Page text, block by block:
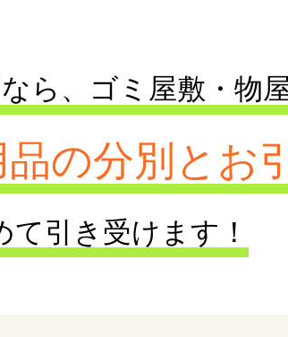
ら、 ゴミ屋敷・物
の分別とお
て引き受けます！